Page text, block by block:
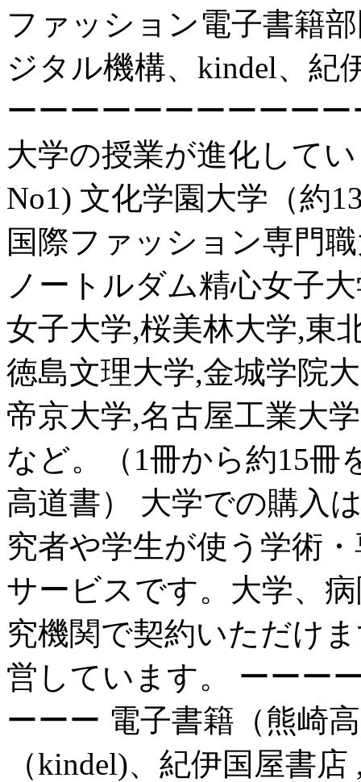
ファッション電子書籍
ジタル機構、kindel、紀
ーーーーーーーーーー
大学の授業が進化して
No1) 文化学園大学（約
国際ファッション専門
ノートルダム精心女子
女子大学,桜美林大学,東
徳島文理大学,金城学院
帝京大学,名古屋工業大
など。（1冊から約15冊
高道書） 大学での購入
究者や学生が使う学術
サービスです。大学、
究機関で契約いただけ
営しています。 ーーー
ーーー 電子書籍（熊崎
（kindel)、紀伊国屋書